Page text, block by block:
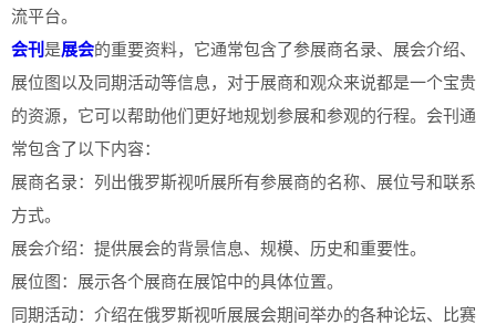
流平台。
会刊 是展会的重要资料，它通常包含了参展商名录、展会介绍、
展位图以及同期活动等信息，对于展商和观众来说都是一个宝贵
的资源，它可以帮助他们更好地规划参展和参观的行程。会刊通
常包含了以下内容：
展商名录：列出俄罗斯视听展所有参展商的名称、展位号和联系
方式。
展会介绍：提供展会的背景信息、规模、历史和重要性。
展位图：展示各个展商在展馆中的具体位置。
同期活动：介绍在俄罗斯视听展展会期间举办的各种论坛、比赛